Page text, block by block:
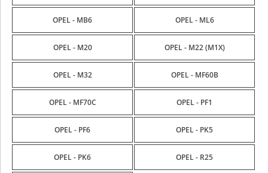
OPEL - MB6 OPEL - ML6
OPEL - M20 OPEL - M22 (M1X)
OPEL - M32 OPEL - MF60B
OPEL - MF70C OPEL - PF1
OPEL - PF6 OPEL - PK5
OPEL - PK6 OPEL - R25